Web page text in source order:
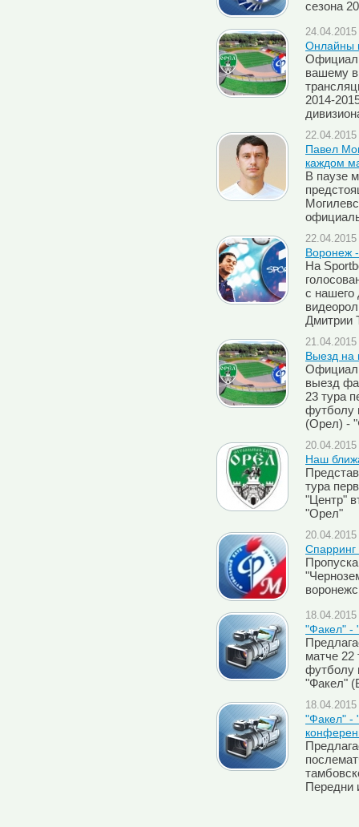
сезона
Онлайны
вашему
2014-
Павел
каждом
В паузе
Воронеж
На
с нашего
Дмитрии
Выезд на
выезд
23 тура
футболу
(Орел) -
Наш
тура
"Центр"
"Орел"
Спарринг
"Факел" -
матче 22
футболу
"Факел"
"Факел" -
Передни